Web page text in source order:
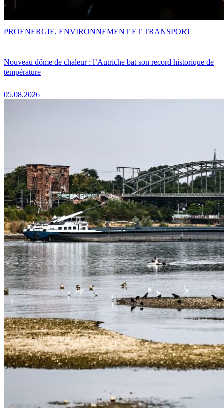
Nouveau dôme de chaleur : l’Autriche bat son record historique de
température
05.08.2026
PROENERGIE, ENVIRONNEMENT ET TRANSPORT